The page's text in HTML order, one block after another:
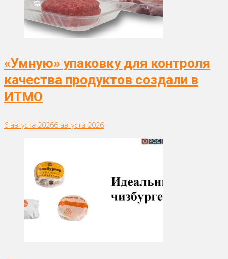
«Умную» упаковку для контроля
качества продуктов создали в
ИТМО
6 августа 20266 августа 2026